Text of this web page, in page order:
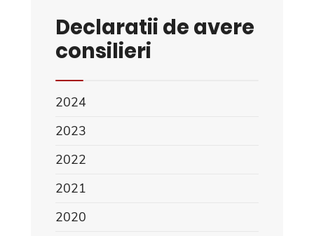
Declaratii de avere
consilieri
2024
2023
2022
2021
2020